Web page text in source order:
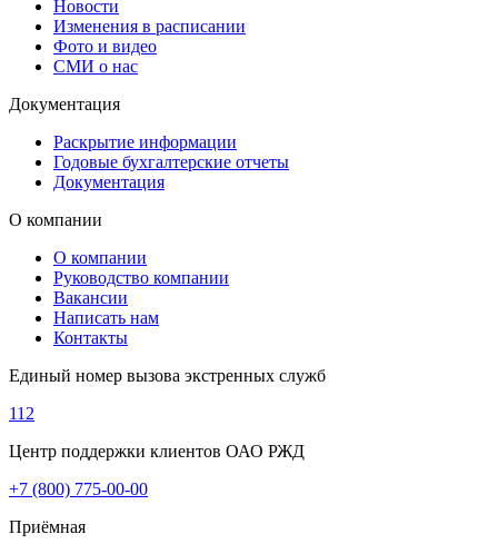
Новости
Изменения в расписании
Фото и видео
СМИ о нас
Документация
Раскрытие информации
Годовые бухгалтерские отчеты
Документация
О компании
О компании
Руководство компании
Вакансии
Написать нам
Контакты
Единый номер вызова экстренных служб
112
Центр поддержки клиентов ОАО РЖД
+7 (800) 775-00-00
Приёмная